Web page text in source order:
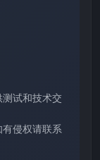
试和技术交
侵权请联系